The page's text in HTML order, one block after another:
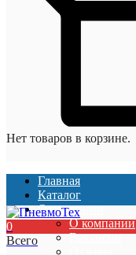
Нет товаров в корзине.
Главная
Каталог
О компании
О компании
Вакансии
0
Всего